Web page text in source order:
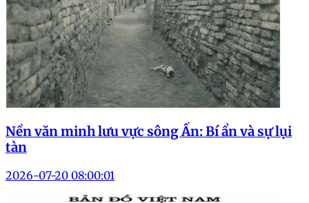
Nền văn minh lưu vực sông Ấn: Bí ẩn và sự lụi
tàn
2026-07-20 08:00:01